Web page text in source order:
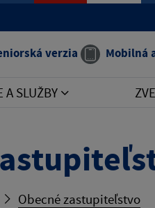
verzia Mobilná
A SLUŽBY
Obecné zastupiteľstvo